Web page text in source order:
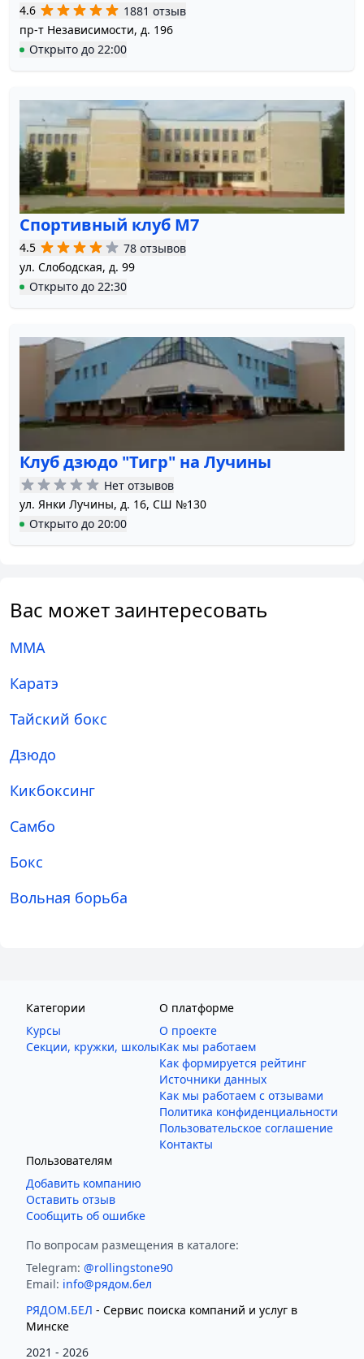
4.6
1881 отзыв
пр-т Независимости, д. 196
Открыто до 22:00
Спортивный клуб М7
4.5
78 отзывов
ул. Слободская, д. 99
Открыто до 22:30
Клуб дзюдо "Тигр" на Лучины
Нет отзывов
ул. Янки Лучины, д. 16, СШ №130
Открыто до 20:00
Вас может заинтересовать
ММА
Каратэ
Тайский бокс
Дзюдо
Кикбоксинг
Самбо
Бокс
Вольная борьба
Категории
Курсы
Секции, кружки, школы
О платформе
О проекте
Как мы работаем
Как формируется рейтинг
Источники данных
Как мы работаем с отзывами
Политика конфиденциальности
Пользовательское соглашение
Контакты
Пользователям
Добавить компанию
Оставить отзыв
Сообщить об ошибке
По вопросам размещения в каталоге:
Telegram: @rollingstone90
Email: info@рядом.бел
РЯДОМ.БЕЛ - Cервис поиска компаний и услуг в
Минске
2021 - 2026